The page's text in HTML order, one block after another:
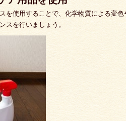
を使用することで、化学物質による変
スを行いましょう。